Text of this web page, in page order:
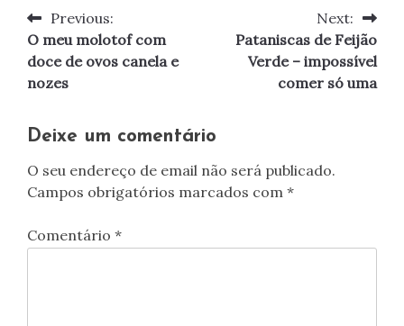
Navegação
de
artigos
Previous:
O meu molotof com
doce de ovos canela e
nozes
Next:
Pataniscas de Feijão
Verde – impossível
comer só uma
Deixe um comentário
O seu endereço de email não será publicado.
Campos obrigatórios marcados com *
Comentário *